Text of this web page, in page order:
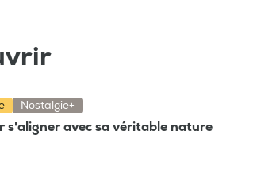
Nostalgie+
s'aligner avec sa véritable nature